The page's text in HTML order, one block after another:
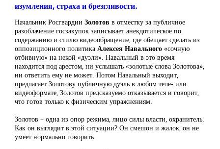
изумления, страха и брезгливости.
Начальник Росгвардии Золотов в отместку за публичное
разоблачение госзакупок записывает анекдотическое по
содержанию и стилю видеообращение, где обещает сделать из
оппозиционного политика Алексея Навального «сочную
отбивную» на некой «дуэли». Навальный в это время
находится под арестом, ни услышать «золотые слова Золотова»,
ни ответить ему не может. Потом Навальный выходит,
предлагает Золотову публичную дуэль в любом теле- или
видеоформате, Золотов предсказуемо отказывается и говорит,
что готов только к физическим упражнениям.
Золотов – одна из опор режима, лицо силы власти, охранитель.
Как он выглядит в этой ситуации? Он смешон и жалок, он не
умеет нормально говорить.